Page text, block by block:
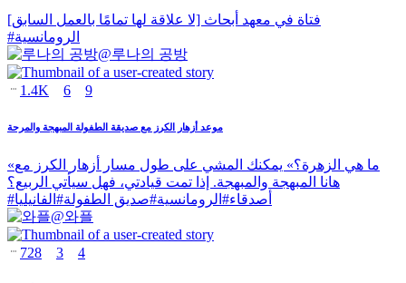
فتاة في معهد أبحاث [لا علاقة لها تمامًا بالعمل السابق]
#الرومانسية
@루나의 공방
1.4K 6 9
موعد أزهار الكرز مع صديقة الطفولة المبهجة والمرحة
«ما هي الزهرة؟» يمكنك المشي على طول مسار أزهار الكرز مع
هانا المبهجة والمبهجة. إذا تمت قيادتي، فهل سيأتي الربيع؟
#
أصدقاء# الرومانسية#صديق الطفولة# الفانيليا
@와플
728 3 4